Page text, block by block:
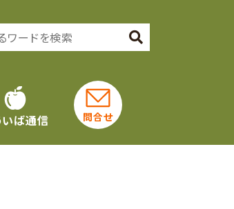
いば通信 問合せ